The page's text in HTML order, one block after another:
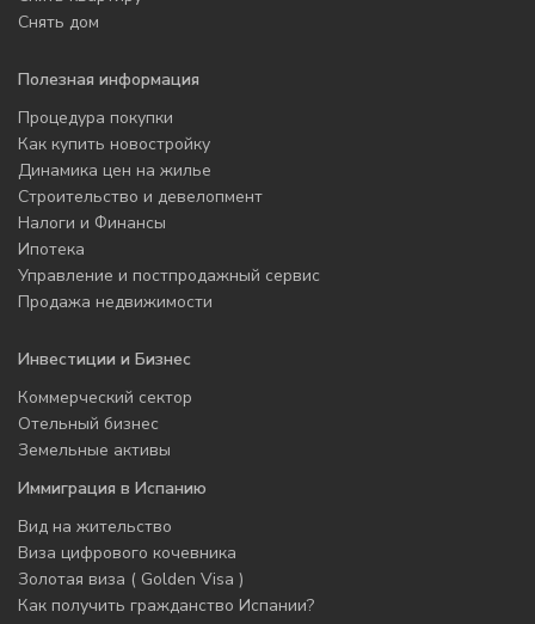
Снять дом
Полезная информация
Процедура покупки
Как купить новостройку
Динамика цен на жилье
Строительство и девелопмент
Налоги и Финансы
Ипотека
Управление и постпродажный сервис
Продажа недвижимости
Инвестиции и Бизнес
Коммерческий сектор
Отельный бизнес
Земельные активы
Иммиграция в Испанию
Вид на жительство
Виза цифрового кочевника
Золотая виза ( Golden Visa )
Как получить гражданство Испании?